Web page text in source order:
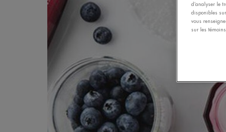
d’analyser le
disponibles
vous
sur les